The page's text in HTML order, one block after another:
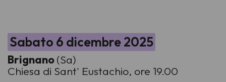
Sabato 6 dicembre 2025
Brignano(Sa)
Chiesa di Sant' Eustachio, ore 19.00